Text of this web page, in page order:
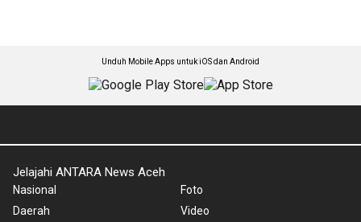
Unduh Mobile Apps untuk iOS dan Android
Jelajahi ANTARA News Aceh
Nasional
Daerah
Foto
Video